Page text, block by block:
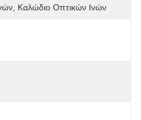
Καλώδιο Οπτικών Ινών